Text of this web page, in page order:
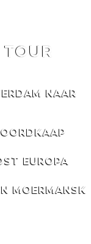
NAAR
EUROPA
MOERMANSK